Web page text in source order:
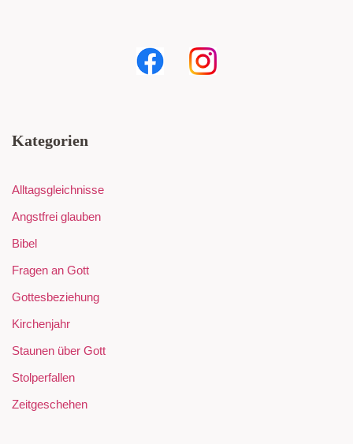
Kategorien
Alltagsgleichnisse
Angstfrei glauben
Bibel
Fragen an Gott
Gottesbeziehung
Kirchenjahr
Staunen über Gott
Stolperfallen
Zeitgeschehen